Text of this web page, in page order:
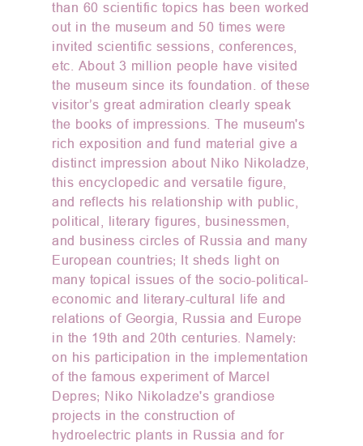
than 60 scientific topics has been worked
out in the museum and 50 times were
invited scientific sessions, conferences,
etc. About 3 million people have visited
the museum since its foundation. of these
visitor’s great admiration clearly speak
the books of impressions. The museum's
rich exposition and fund material give a
distinct impression about Niko Nikoladze,
this encyclopedic and versatile figure,
and reflects his relationship with public,
political, literary figures, businessmen,
and business circles of Russia and many
European countries; It sheds light on
many topical issues of the socio-political-
economic and literary-cultural life and
relations of Georgia, Russia and Europe
in the 19th and 20th centuries. Namely:
on his participation in the implementation
of the famous experiment of Marcel
Depres; Niko Nikoladze's grandiose
projects in the construction of
hydroelectric plants in Russia and for